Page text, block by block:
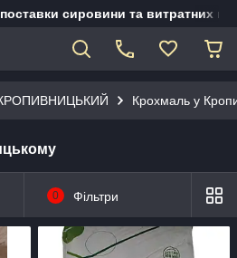
сировини та витратних
Крохмаль у
0 Фільтри